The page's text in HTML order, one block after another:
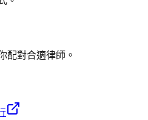
配對合適律師。